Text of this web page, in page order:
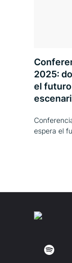
2025:
el
espera el